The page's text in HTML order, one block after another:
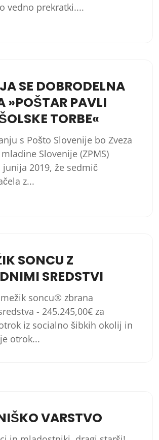
vedno prekratki....
SE DOBRODELNA
»POŠTAR PAVLI
TORBE«
s Pošto Slovenije bo Zveza
Slovenije (ZPMS)
junija 2019, že sedmič
z...
SONCU Z
SREDSTVI
soncu® zbrana
- 245.245,00€ za
iz socialno šibkih okolij in
otrok...
VARSTVO